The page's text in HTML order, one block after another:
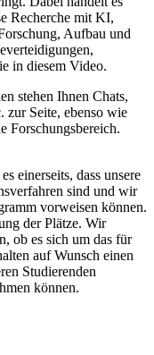
Recherche mit KI,
Aufbau und
in diesem Video.
stehen Ihnen Chats,
zur Seite, ebenso wie
Forschungsbereich.
einerseits, dass unsere
sind und wir
vorweisen können.
der Plätze. Wir
ob es sich um das für
auf Wunsch einen
Studierenden
können.